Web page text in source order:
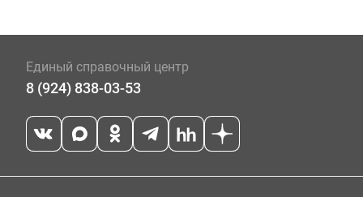
Единый справочный центр
8 (924) 838-03-53